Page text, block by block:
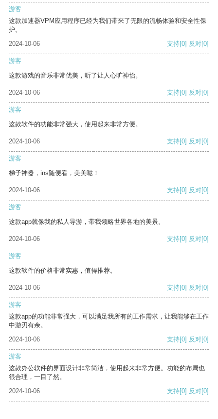
游客
这款加速器VPM应用程序已经为我们带来了无限的流畅体验和安全性保
护。
2024-10-06
支持[0] 反对[0]
游客
这款游戏的音乐非常优美，听了让人心旷神怡。
2024-10-06 支持[0] 反对[0]
游客
这款软件的功能非常强大，使用起来非常方便。
2024-10-06 支持[0] 反对[0]
游客
梯子神器，ins随便看，美美哒！
2024-10-06 支持[0] 反对[0]
游客
这款app就像我的私人导游，带我领略世界各地的美景。
2024-10-06 支持[0] 反对[0]
游客
这款软件的价格非常实惠，值得推荐。
2024-10-06 支持[0] 反对[0]
游客
这款app的功能非常强大，可以满足我所有的工作需求，让我能够在工作
中游刃有余。
2024-10-06
支持[0] 反对[0]
游客
这款办公软件的界面设计非常简洁，使用起来非常方便。功能的布局也
很合理，一目了然。
2024-10-06
支持[0] 反对[0]